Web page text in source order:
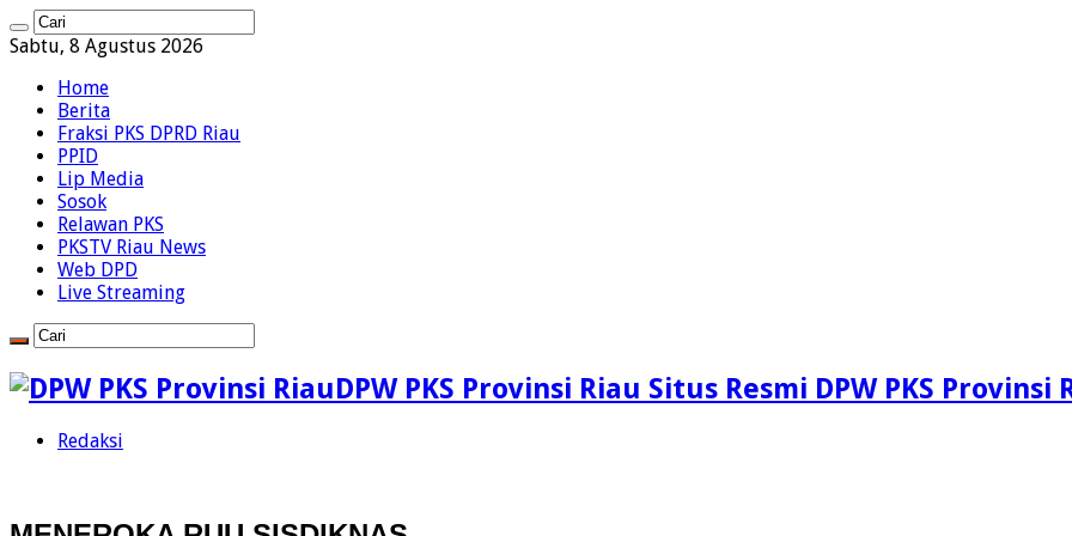
Sabtu, 8 Agustus 2026
Home
Berita
Fraksi PKS DPRD Riau
PPID
Lip Media
Sosok
Relawan PKS
PKSTV Riau News
Web DPD
Live Streaming
DPW PKS Provinsi Riau Situs Resmi DPW PKS Provinsi
Redaksi